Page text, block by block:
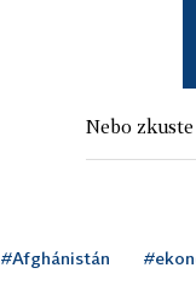
Nebo zkuste
#Afghánistán